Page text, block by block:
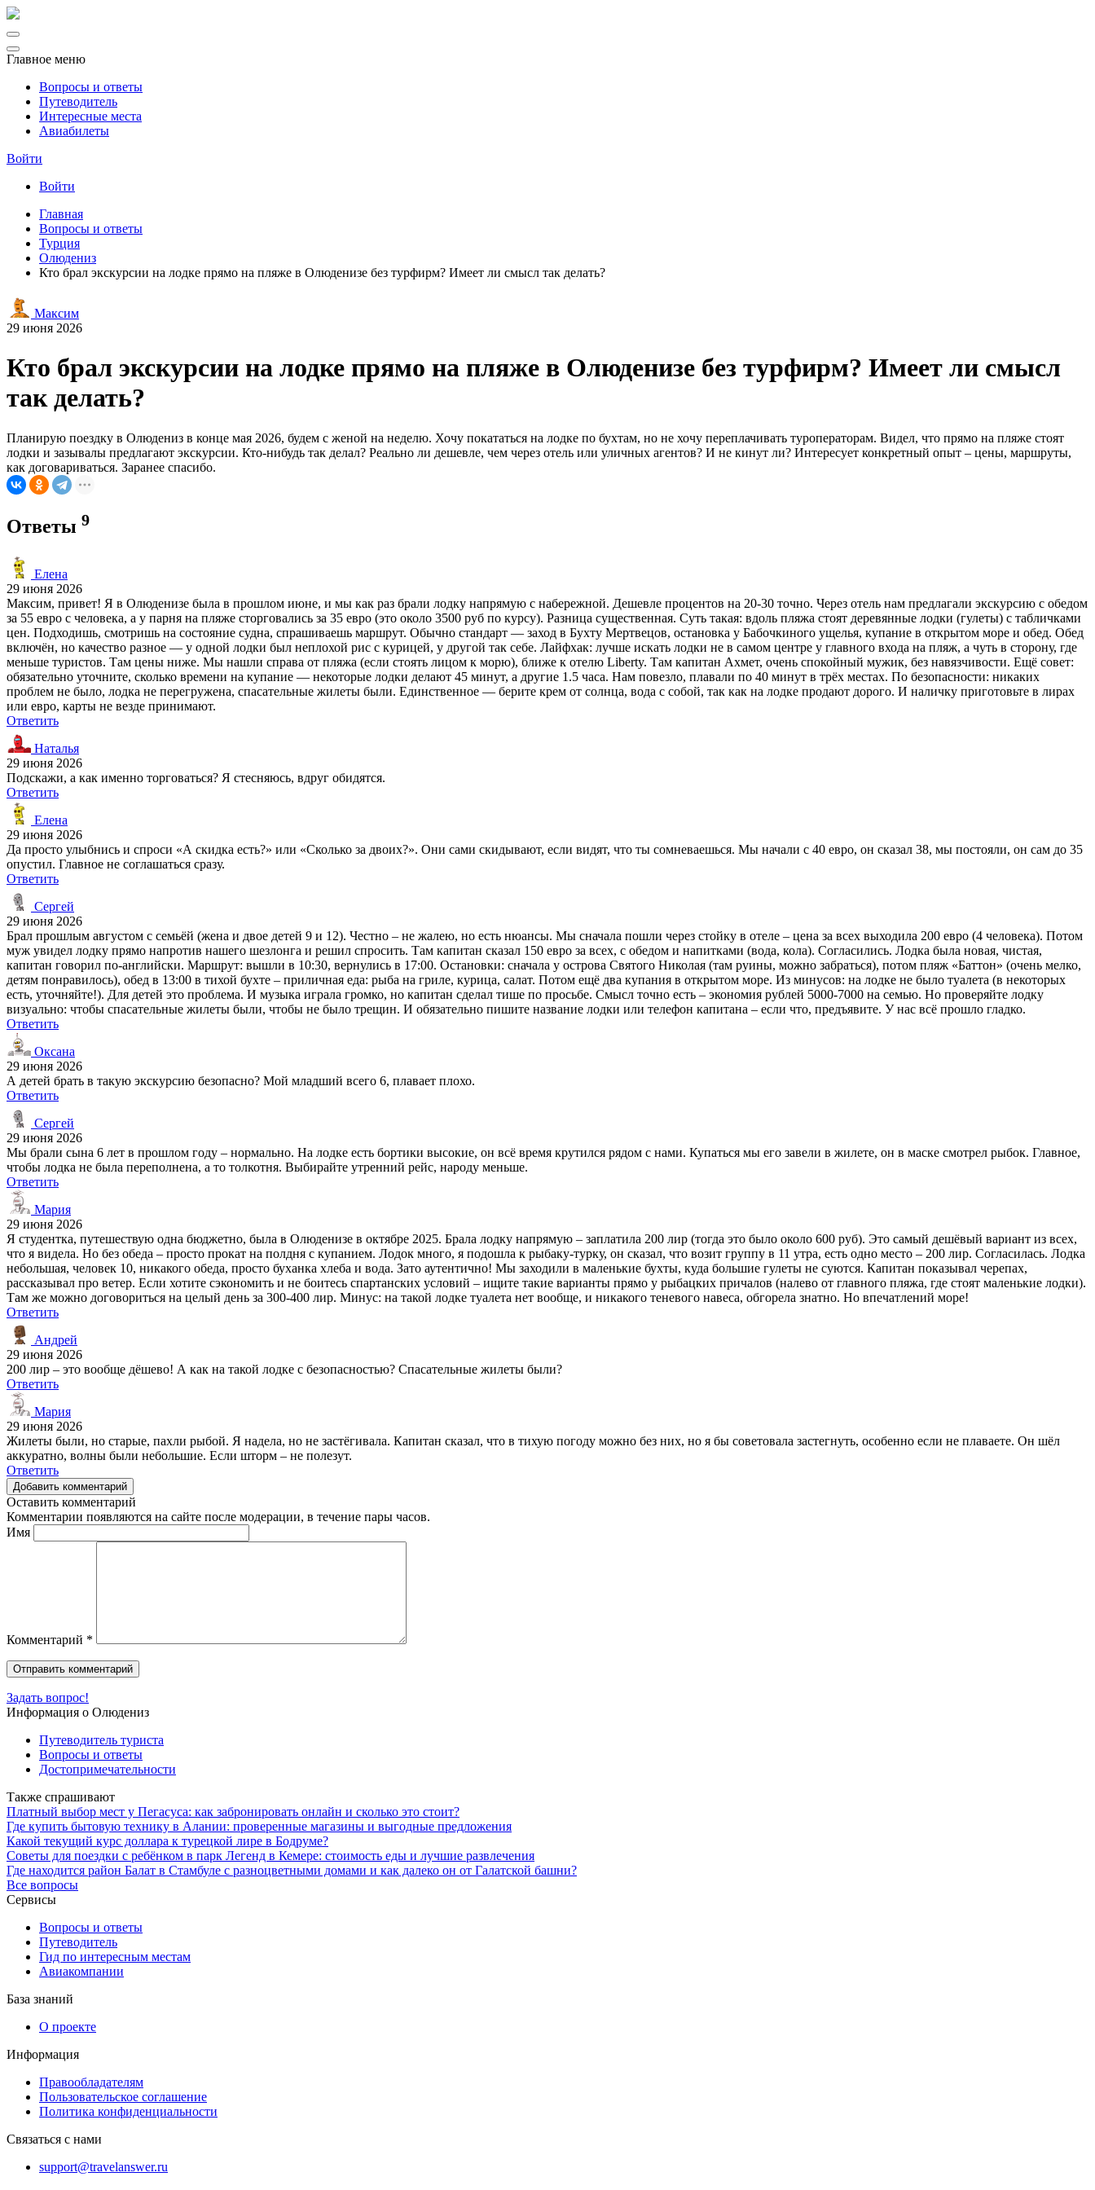
Главное меню
Вопросы и ответы
Путеводитель
Интересные места
Авиабилеты
Войти
Войти
Главная
Вопросы и ответы
Турция
Олюдениз
Кто брал экскурсии на лодке прямо на пляже в Олюденизе без турфирм? Имеет ли смысл так делать?
Максим
29 июня 2026
Кто брал экскурсии на лодке прямо на пляже в Олюденизе без турфирм? Имеет ли смысл
так делать?
Планирую поездку в Олюдениз в конце мая 2026, будем с женой на неделю. Хочу покататься на лодке по бухтам, но не хочу переплачивать туроператорам. Видел, что прямо на пляже стоят
лодки и зазывалы предлагают экскурсии. Кто-нибудь так делал? Реально ли дешевле, чем через отель или уличных агентов? И не кинут ли? Интересует конкретный опыт – цены, маршруты,
как договариваться. Заранее спасибо.
Ответы 9
Елена
29 июня 2026
Максим, привет! Я в Олюденизе была в прошлом июне, и мы как раз брали лодку напрямую с набережной. Дешевле процентов на 20-30 точно. Через отель нам предлагали экскурсию с обедом
за 55 евро с человека, а у парня на пляже сторговались за 35 евро (это около 3500 руб по курсу). Разница существенная. Суть такая: вдоль пляжа стоят деревянные лодки (гулеты) с табличками
цен. Подходишь, смотришь на состояние судна, спрашиваешь маршрут. Обычно стандарт — заход в Бухту Мертвецов, остановка у Бабочкиного ущелья, купание в открытом море и обед. Обед
включён, но качество разное — у одной лодки был неплохой рис с курицей, у другой так себе. Лайфхак: лучше искать лодки не в самом центре у главного входа на пляж, а чуть в сторону, где
меньше туристов. Там цены ниже. Мы нашли справа от пляжа (если стоять лицом к морю), ближе к отелю Liberty. Там капитан Ахмет, очень спокойный мужик, без навязчивости. Ещё совет:
обязательно уточните, сколько времени на купание — некоторые лодки делают 45 минут, а другие 1.5 часа. Нам повезло, плавали по 40 минут в трёх местах. По безопасности: никаких
проблем не было, лодка не перегружена, спасательные жилеты были. Единственное — берите крем от солнца, вода с собой, так как на лодке продают дорого. И наличку приготовьте в лирах
или евро, карты не везде принимают.
Ответить
Наталья
29 июня 2026
Подскажи, а как именно торговаться? Я стесняюсь, вдруг обидятся.
Ответить
Елена
29 июня 2026
Да просто улыбнись и спроси «А скидка есть?» или «Сколько за двоих?». Они сами скидывают, если видят, что ты сомневаешься. Мы начали с 40 евро, он сказал 38, мы постояли, он сам до 35
опустил. Главное не соглашаться сразу.
Ответить
Сергей
29 июня 2026
Брал прошлым августом с семьёй (жена и двое детей 9 и 12). Честно – не жалею, но есть нюансы. Мы сначала пошли через стойку в отеле – цена за всех выходила 200 евро (4 человека). Потом
муж увидел лодку прямо напротив нашего шезлонга и решил спросить. Там капитан сказал 150 евро за всех, с обедом и напитками (вода, кола). Согласились. Лодка была новая, чистая,
капитан говорил по-английски. Маршрут: вышли в 10:30, вернулись в 17:00. Остановки: сначала у острова Святого Николая (там руины, можно забраться), потом пляж «Баттон» (очень мелко,
детям понравилось), обед в 13:00 в тихой бухте – приличная еда: рыба на гриле, курица, салат. Потом ещё два купания в открытом море. Из минусов: на лодке не было туалета (в некоторых
есть, уточняйте!). Для детей это проблема. И музыка играла громко, но капитан сделал тише по просьбе. Смысл точно есть – экономия рублей 5000-7000 на семью. Но проверяйте лодку
визуально: чтобы спасательные жилеты были, чтобы не было трещин. И обязательно пишите название лодки или телефон капитана – если что, предъявите. У нас всё прошло гладко.
Ответить
Оксана
29 июня 2026
А детей брать в такую экскурсию безопасно? Мой младший всего 6, плавает плохо.
Ответить
Сергей
29 июня 2026
Мы брали сына 6 лет в прошлом году – нормально. На лодке есть бортики высокие, он всё время крутился рядом с нами. Купаться мы его завели в жилете, он в маске смотрел рыбок. Главное,
чтобы лодка не была переполнена, а то толкотня. Выбирайте утренний рейс, народу меньше.
Ответить
Мария
29 июня 2026
Я студентка, путешествую одна бюджетно, была в Олюденизе в октябре 2025. Брала лодку напрямую – заплатила 200 лир (тогда это было около 600 руб). Это самый дешёвый вариант из всех,
что я видела. Но без обеда – просто прокат на полдня с купанием. Лодок много, я подошла к рыбаку-турку, он сказал, что возит группу в 11 утра, есть одно место – 200 лир. Согласилась. Лодка
небольшая, человек 10, никакого обеда, просто буханка хлеба и вода. Зато аутентично! Мы заходили в маленькие бухты, куда большие гулеты не суются. Капитан показывал черепах,
рассказывал про ветер. Если хотите сэкономить и не боитесь спартанских условий – ищите такие варианты прямо у рыбацких причалов (налево от главного пляжа, где стоят маленькие лодки).
Там же можно договориться на целый день за 300-400 лир. Минус: на такой лодке туалета нет вообще, и никакого теневого навеса, обгорела знатно. Но впечатлений море!
Ответить
Андрей
29 июня 2026
200 лир – это вообще дёшево! А как на такой лодке с безопасностью? Спасательные жилеты были?
Ответить
Мария
29 июня 2026
Жилеты были, но старые, пахли рыбой. Я надела, но не застёгивала. Капитан сказал, что в тихую погоду можно без них, но я бы советовала застегнуть, особенно если не плаваете. Он шёл
аккуратно, волны были небольшие. Если шторм – не полезут.
Ответить
Добавить комментарий
Оставить комментарий
Комментарии появляются на сайте после модерации, в течение пары часов.
Имя
Комментарий *
Задать вопрос!
Информация о Олюдениз
Путеводитель туриста
Вопросы и ответы
Достопримечательности
Также спрашивают
Платный выбор мест у Пегасуса: как забронировать онлайн и сколько это стоит?
Где купить бытовую технику в Алании: проверенные магазины и выгодные предложения
Какой текущий курс доллара к турецкой лире в Бодруме?
Советы для поездки с ребёнком в парк Легенд в Кемере: стоимость еды и лучшие развлечения
Где находится район Балат в Стамбуле с разноцветными домами и как далеко он от Галатской башни?
Все вопросы
Сервисы
Вопросы и ответы
Путеводитель
Гид по интересным местам
Авиакомпании
База знаний
О проекте
Информация
Правообладателям
Пользовательское соглашение
Политика конфиденциальности
Связаться с нами
support@travelanswer.ru